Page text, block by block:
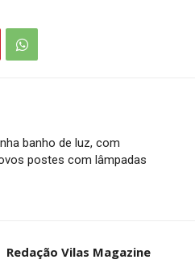
banho de luz, com
postes com lâmpadas
Redação Vilas Magazine